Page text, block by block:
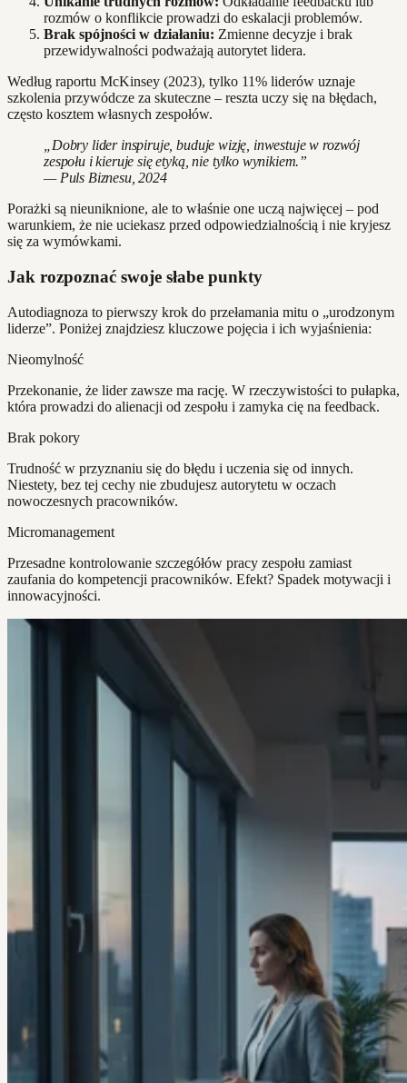
rozmów o konflikcie prowadzi do eskalacji problemów.
Brak spójności w działaniu: Zmienne decyzje i brak
przewidywalności podważają autorytet lidera.
Według raportu McKinsey (2023), tylko 11% liderów uznaje
szkolenia przywódcze za skuteczne – reszta uczy się na błędach,
często kosztem własnych zespołów.
„Dobry lider inspiruje, buduje wizję, inwestuje w rozwój
zespołu i kieruje się etyką, nie tylko wynikiem.”
— Puls Biznesu, 2024
Porażki są nieuniknione, ale to właśnie one uczą najwięcej – pod
warunkiem, że nie uciekasz przed odpowiedzialnością i nie kryjesz
się za wymówkami.
Jak rozpoznać swoje słabe punkty
Autodiagnoza to pierwszy krok do przełamania mitu o „urodzonym
liderze”. Poniżej znajdziesz kluczowe pojęcia i ich wyjaśnienia:
Nieomylność
Przekonanie, że lider zawsze ma rację. W rzeczywistości to pułapka,
która prowadzi do alienacji od zespołu i zamyka cię na feedback.
Brak pokory
Trudność w przyznaniu się do błędu i uczenia się od innych.
Niestety, bez tej cechy nie zbudujesz autorytetu w oczach
nowoczesnych pracowników.
Micromanagement
Przesadne kontrolowanie szczegółów pracy zespołu zamiast
zaufania do kompetencji pracowników. Efekt? Spadek motywacji i
innowacyjności.